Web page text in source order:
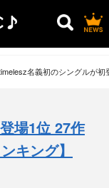
名義初のシングルが
場1位 27作
キング】